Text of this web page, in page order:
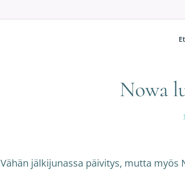
Nowa
Vähän jälkijunassa päivitys, mutta